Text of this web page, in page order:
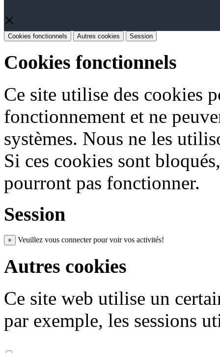
×
Cookies fonctionnels Autres cookies Session
Cookies fonctionnels
Ce site utilise des cookies
fonctionnement et ne
systèmes. Nous ne les
Si ces cookies sont
pourront pas fonctionner.
Session
× Veuillez vous connecter pour voir vos activités!
Autres cookies
Ce site web utilise un
par exemple, les sessions